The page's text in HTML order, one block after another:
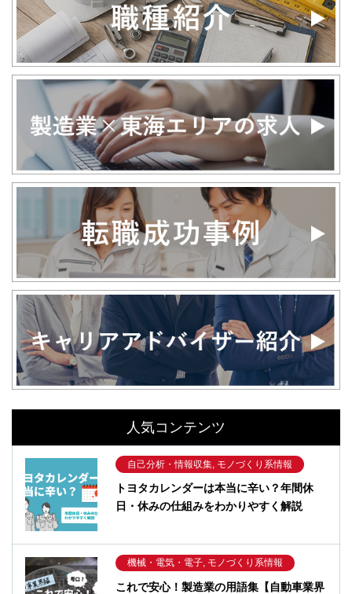
人気コンテンツ
自己分析・情報収集, モノづくり系情報
トヨタカレンダーは本当に辛い？年間休
日・休みの仕組みをわかりやすく解説
機械・電気・電子, モノづくり系情報
これで安心！製造業の用語集【自動車業界